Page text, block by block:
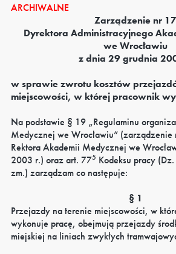
ARCHIWALNE
Zarządzenie nr 17
Dyrektora Administracyjnego
we Wrocławiu
z dnia 29 grudnia
w sprawie zwrotu kosztów
miejscowości, w której pracownik
Na podstawie § 19 „Regulaminu
Medycznej we Wrocławiu”
Rektora Akademii Medycznej we
2003 r.) oraz art. 775 Kodeksu pracy
zm.) zarządzam co następuje:
§ 1
Przejazdy na terenie miejscowości, w
wykonuje pracę, obejmują przejazdy
miejskiej na liniach zwykłych